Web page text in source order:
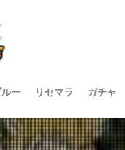
ー リセマラ ガチャ